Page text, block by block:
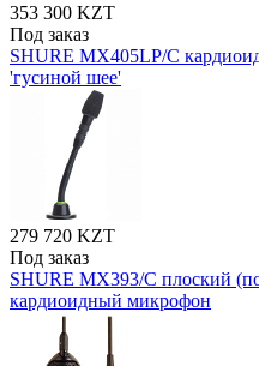
353 300 KZT
Под заказ
SHURE MX405LP/C
'гусиной шее'
279 720 KZT
Под заказ
SHURE MX393/C плоский
кардиоидный микрофон